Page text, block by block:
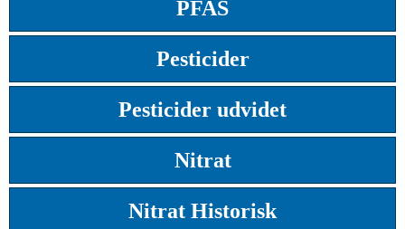
PFAS
Pesticider
Pesticider udvidet
Nitrat
Nitrat Historisk